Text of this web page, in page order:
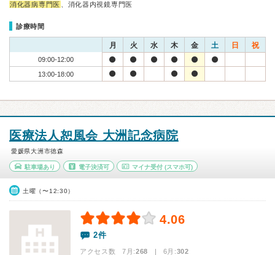
消化器病専門医 、消化器内視鏡専門医
診療時間
月 火 水 木 金 土 日 祝
09:00-12:00
13:00-18:00
医療法人恕風会 大洲記念病院
愛媛県大洲市徳森
駐車場あり 電子決済可 マイナ受付 (スマホ可)
土曜（〜12:30）
4.06
2件
アクセス数 7月:268 | 6月:302